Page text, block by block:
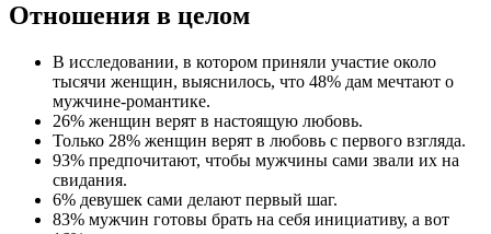
Отношения в целом
В исследовании, в котором приняли участие около
тысячи женщин, выяснилось, что 48% дам мечтают о
мужчине-романтике.
26% женщин верят в настоящую любовь.
Только 28% женщин верят в любовь с первого взгляда.
93% предпочитают, чтобы мужчины сами звали их на
свидания.
6% девушек сами делают первый шаг.
83% мужчин готовы брать на себя инициативу, а вот